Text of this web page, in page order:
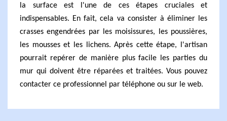
la surface est l'une de ces étapes cruciales et
indispensables. En fait, cela va consister à éliminer les
crasses engendrées par les moisissures, les poussières,
les mousses et les lichens. Après cette étape, l'artisan
pourrait repérer de manière plus facile les parties du
mur qui doivent être réparées et traitées. Vous pouvez
contacter ce professionnel par téléphone ou sur le web.